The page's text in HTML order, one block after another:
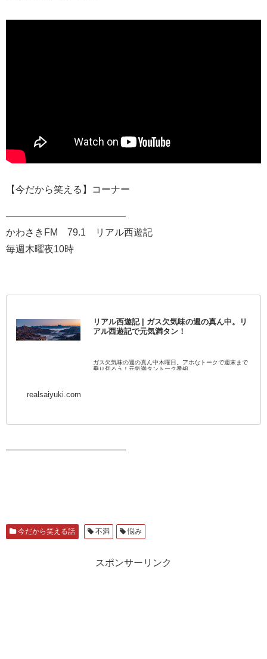
【今だから笑える】コーナー
————————————–
かわさきFM 79.1 リアル西遊記
毎週木曜夜10時
リアル西遊記 | ガス欠気味の週の真ん中。リ
アル西遊記で元気満タン！
ガス欠気味の週の真ん中木曜日。アホなトークで週末まで
乗り切ろう！元気満タントーク番組。
realsaiyuki.com
————————————–
今だから笑える話 不満 悩み
スポンサーリンク